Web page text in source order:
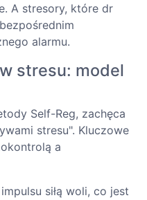
A stresory, które dr
alarmu.
stresu: model
Self-Reg, zachęca
stresu". Kluczowe
a
siłą woli, co jest